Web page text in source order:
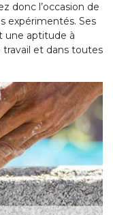
donc l’occasion de
expérimentés. Ses
une aptitude à
travail et dans toutes